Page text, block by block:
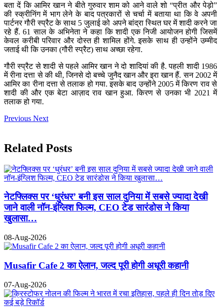
बता दें कि आमिर खान ने बीते गुरुवार शाम को आने वाले शो “प्रीत और पेड़ो”
की स्क्रीनिंग में भाग लेने के बाद पत्रकारों से चर्चा में बताया था कि वे अपनी
पार्टनर गौरी स्प्रैट के साथ 5 जुलाई को अपने बांद्रा स्थित घर में शादी करने जा
रहे हैं. 61 साल के अभिनेता ने कहा कि शादी एक निजी आयोजन होगी जिसमें
केवल करीबी परिवार और दोस्त ही शामिल होंगे. इसके साथ ही उन्होंने उम्मीद
जताई थी कि उनका (गौरी स्प्रैट) साथ अच्छा रहेगा.
गौरी स्प्रैट से शादी से पहले आमिर खान ने दो शादियां की है. पहली शादी 1986
में रीना दत्ता से की थी, जिनसे दो बच्चे जुनैद खान और इरा खान हैं. सन 2002 में
आमिर का रीना दत्ता से तलाक हो गया. इसके बाद उन्होंने 2005 में किरण राव से
शादी की और एक बेटा आज़ाद राव खान हुआ. किरण से उनका भी 2021 में
तलाक हो गया.
Previous Next
Related Posts
नेटफ्लिक्स पर ‘धुरंधर’ बनी इस साल दुनिया में सबसे ज्यादा देखी
जाने वाली नॉन-इंग्लिश फिल्म, CEO टेड सारंडोस ने किया
खुलासा…
08-Aug-2026
Musafir Cafe 2 का ऐलान, जल्द पूरी होगी अधूरी कहानी
07-Aug-2026